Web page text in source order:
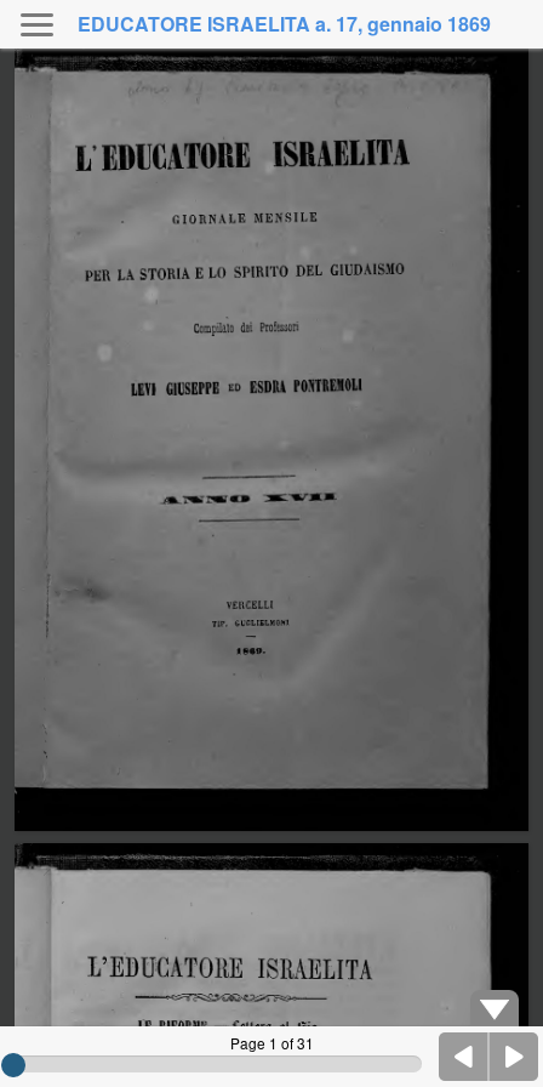
EDUCATORE ISRAELITA a. 17, gennaio 1869
Page 1 of 31